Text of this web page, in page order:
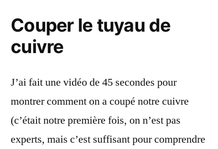
Couper le tuyau de
cuivre
J’ai fait une vidéo de 45 secondes pour
montrer comment on a coupé notre cuivre
(c’était notre première fois, on n’est pas
experts, mais c’est suffisant pour comprendre